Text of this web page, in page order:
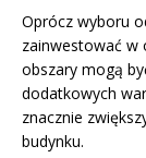
Oprócz wyboru
zainwestować w
obszary mogą
dodatkowych
znacznie
budynku.